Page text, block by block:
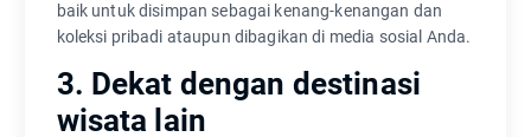
baik untuk disimpan sebagai kenang-kenangan dan
koleksi pribadi ataupun dibagikan di media sosial Anda.
3. Dekat dengan destinasi
wisata lain